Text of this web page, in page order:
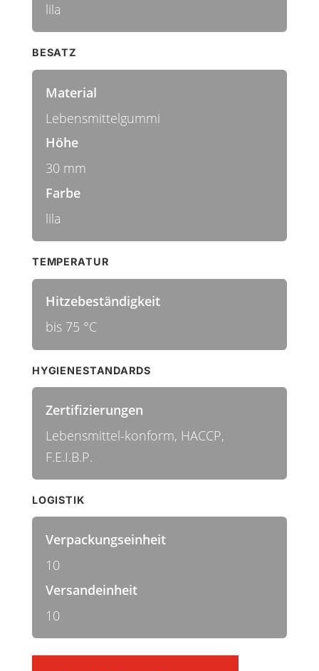
lila
BESATZ
Material
Lebensmittelgummi
Höhe
30 mm
Farbe
lila
TEMPERATUR
Hitzebeständigkeit
bis 75 °C
HYGIENESTANDARDS
Zertifizierungen
Lebensmittel-konform, HACCP,
F.E.I.B.P.
LOGISTIK
Verpackungseinheit
10
Versandeinheit
10